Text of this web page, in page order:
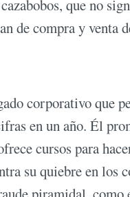
que no
de compra y venta
corporativo que
en un año. Él
cursos para
su quiebre en los